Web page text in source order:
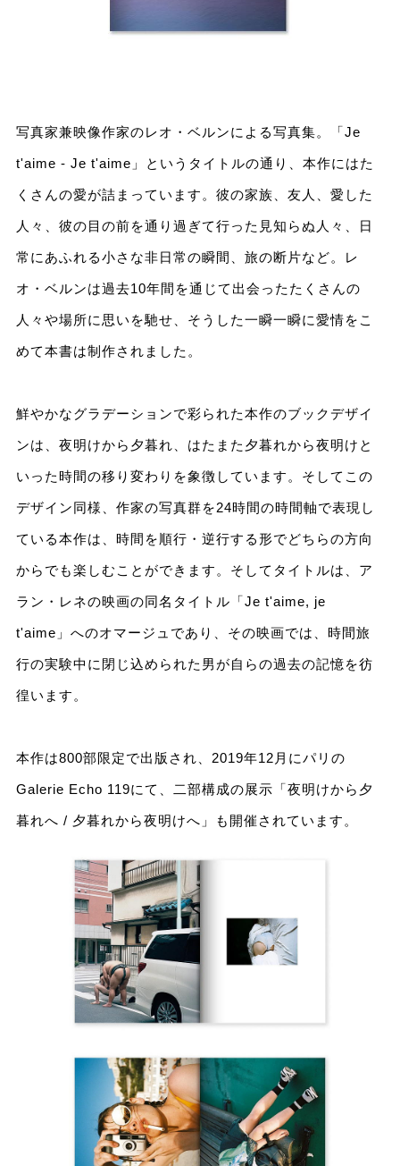
写真家兼映像作家のレオ・ベルンによる写真集。「Je
t'aime - Je t'aime」というタイトルの通り、本作にはた
くさんの愛が詰まっています。彼の家族、友人、愛した
人々、彼の目の前を通り過ぎて行った見知らぬ人々、日
常にあふれる小さな非日常の瞬間、旅の断片など。レ
オ・ベルンは過去10年間を通じて出会ったたくさんの
人々や場所に思いを馳せ、そうした一瞬一瞬に愛情をこ
めて本書は制作されました。
鮮やかなグラデーションで彩られた本作のブックデザイ
ンは、夜明けから夕暮れ、はたまた夕暮れから夜明けと
いった時間の移り変わりを象徴しています。そしてこの
デザイン同様、作家の写真群を24時間の時間軸で表現し
ている本作は、時間を順行・逆行する形でどちらの方向
からでも楽しむことができます。そしてタイトルは、ア
ラン・レネの映画の同名タイトル「Je t'aime, je
t'aime」へのオマージュであり、その映画では、時間旅
行の実験中に閉じ込められた男が自らの過去の記憶を彷
徨います。
本作は800部限定で出版され、2019年12月にパリの
Galerie Echo 119にて、二部構成の展示「夜明けから夕
暮れへ / 夕暮れから夜明けへ」も開催されています。